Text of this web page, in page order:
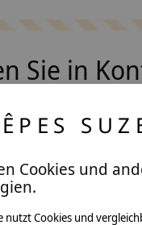
Sie in
Keine Sorge, wir übertreiben es nicht
Cookies und
nutzt Cookies und